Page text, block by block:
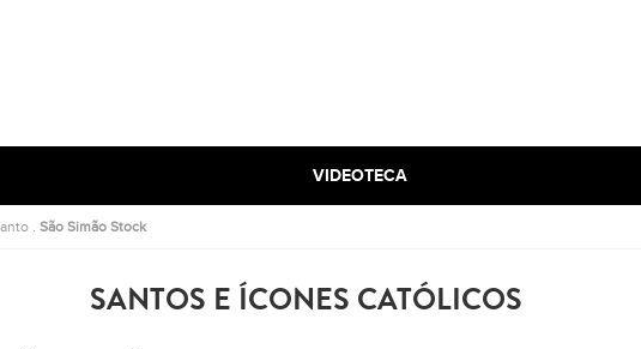
VIDEOTECA
. São Simão Stock
SANTOS E ÍCONES CATÓLICOS